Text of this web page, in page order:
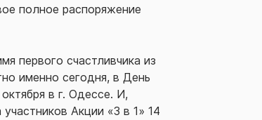
полное распоряжение
первого счастливчика из
именно сегодня, в День
в г. Одессе. И,
Акции «3 в 1» 14